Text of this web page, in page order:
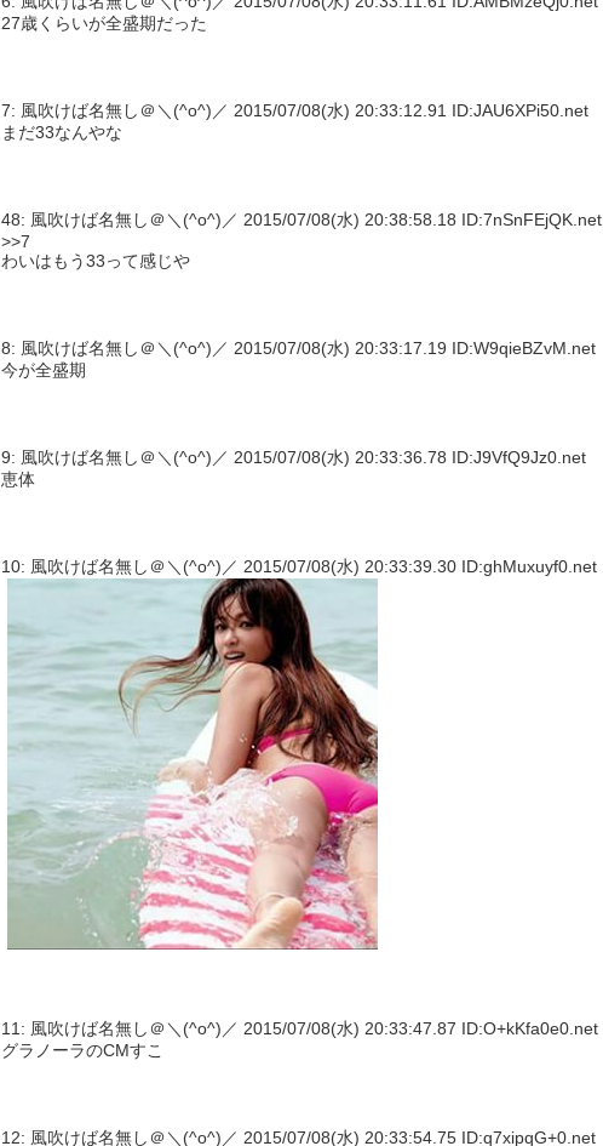
27歳くらいが全盛期だった
7: 風吹けば名無し＠＼(^o^)／ 2015/07/08(水) 20:33:12.91 ID:JAU6XPi50.net
まだ33なんやな
48: 風吹けば名無し＠＼(^o^)／ 2015/07/08(水) 20:38:58.18 ID:7nSnFEjQK.net
>>7
わいはもう33って感じや
8: 風吹けば名無し＠＼(^o^)／ 2015/07/08(水) 20:33:17.19 ID:W9qieBZvM.net
今が全盛期
9: 風吹けば名無し＠＼(^o^)／ 2015/07/08(水) 20:33:36.78 ID:J9VfQ9Jz0.net
恵体
10: 風吹けば名無し＠＼(^o^)／ 2015/07/08(水) 20:33:39.30 ID:ghMuxuyf0.net
11: 風吹けば名無し＠＼(^o^)／ 2015/07/08(水) 20:33:47.87 ID:O+kKfa0e0.net
グラノーラのCMすこ
12: 風吹けば名無し＠＼(^o^)／ 2015/07/08(水) 20:33:54.75 ID:q7xipqG+0.net